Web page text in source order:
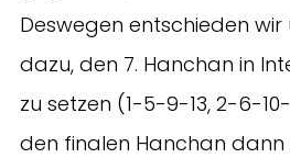
Deswegen entschieden wir
dazu, den 7. Hanchan in
zu setzen (1-5-9-13, 2-6-10-
den finalen Hanchan